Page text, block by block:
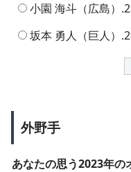
小園 海斗（広島）
坂本 勇人（巨人）
外野手
あなたの思う2023年